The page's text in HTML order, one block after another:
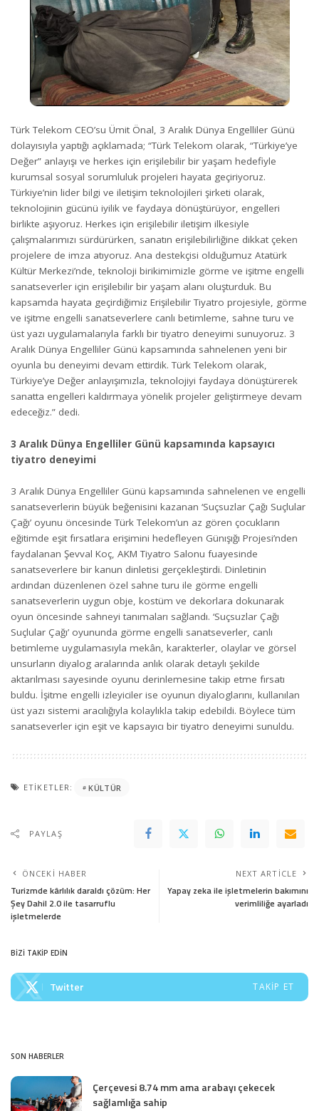
Türk Telekom CEO’su Ümit Önal, 3 Aralık Dünya Engelliler Günü
dolayısıyla yaptığı açıklamada; “Türk Telekom olarak, “Türkiye’ye
Değer” anlayışı ve herkes için erişilebilir bir yaşam hedefiyle
kurumsal sosyal sorumluluk projeleri hayata geçiriyoruz.
Türkiye’nin lider bilgi ve iletişim teknolojileri şirketi olarak,
teknolojinin gücünü iyilik ve faydaya dönüştürüyor, engelleri
birlikte aşıyoruz. Herkes için erişilebilir iletişim ilkesiyle
çalışmalarımızı sürdürürken, sanatın erişilebilirliğine dikkat çeken
projelere de imza atıyoruz. Ana destekçisi olduğumuz Atatürk
Kültür Merkezi’nde, teknoloji birikimimizle görme ve işitme engelli
sanatseverler için erişilebilir bir yaşam alanı oluşturduk. Bu
kapsamda hayata geçirdiğimiz Erişilebilir Tiyatro projesiyle, görme
ve işitme engelli sanatseverlere canlı betimleme, sahne turu ve
üst yazı uygulamalarıyla farklı bir tiyatro deneyimi sunuyoruz. 3
Aralık Dünya Engelliler Günü kapsamında sahnelenen yeni bir
oyunla bu deneyimi devam ettirdik. Türk Telekom olarak,
Türkiye’ye Değer anlayışımızla, teknolojiyi faydaya dönüştürerek
sanatta engelleri kaldırmaya yönelik projeler geliştirmeye devam
edeceğiz.” dedi.
3 Aralık Dünya Engelliler Günü kapsamında kapsayıcı
tiyatro deneyimi
3 Aralık Dünya Engelliler Günü kapsamında sahnelenen ve engelli
sanatseverlerin büyük beğenisini kazanan ‘Suçsuzlar Çağı Suçlular
Çağı’ oyunu öncesinde Türk Telekom’un az gören çocukların
eğitimde eşit fırsatlara erişimini hedefleyen Günışığı Projesi’nden
faydalanan Şevval Koç, AKM Tiyatro Salonu fuayesinde
sanatseverlere bir kanun dinletisi gerçekleştirdi. Dinletinin
ardından düzenlenen özel sahne turu ile görme engelli
sanatseverlerin uygun obje, kostüm ve dekorlara dokunarak
oyun öncesinde sahneyi tanımaları sağlandı. ‘Suçsuzlar Çağı
Suçlular Çağı’ oyununda görme engelli sanatseverler, canlı
betimleme uygulamasıyla mekân, karakterler, olaylar ve görsel
unsurların diyalog aralarında anlık olarak detaylı şekilde
aktarılması sayesinde oyunu derinlemesine takip etme fırsatı
buldu. İşitme engelli izleyiciler ise oyunun diyaloglarını, kullanılan
üst yazı sistemi aracılığıyla kolaylıkla takip edebildi. Böylece tüm
sanatseverler için eşit ve kapsayıcı bir tiyatro deneyimi sunuldu.
ETIKETLER: KÜLTÜR
PAYLAŞ
ÖNCEKI HABER
Turizmde kârlılık daraldı çözüm: Her
Şey Dahil 2.0 ile tasarruflu
işletmelerde
NEXT ARTICLE
Yapay zeka ile işletmelerin bakımını
verimliliğe ayarladı
BİZİ TAKİP EDİN
Twitter TAKIP ET
SON HABERLER
Çerçevesi 8.74 mm ama arabayı çekecek
sağlamlığa sahip